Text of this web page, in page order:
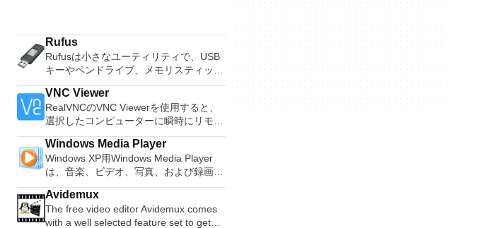
Rufus
Rufusは小さなユーティリティで、USB
キーやペンドライブ、メモリスティック
などの起動可能なUSBフラッシュドライ
ブをフォーマットおよび作成できます。
Rufusは、次のシナリオで役立ちます。
Windows、Linux、およびUEFI用の起動
可能なISOからUSBインストールメディ
アを作成する必要がある場合。 OSがイ
ンストールされていないシステムで作業
する必要がある場合。 BIOSまたはその
他のファームウェアをDOSからフラッシ
ュする必要がある場合。 低レベルのユ
ーティリティを実行する必要がある場
VNC Viewer
RealVNCのVNC Viewerを使用すると、
選択したコンピューターに瞬時にリモー
トアクセスできます。 Mac、Windows
PC、またはLinuxマシン、世界中のどこ
からでも。 VNC Viewerを使用すると、
コンピューターのデスクトップを表示し
たり、コンピューターの前に直接座って
いるかのようにマウスとキーボードを制
御したりできます。 VNC Viewerは、イ
Windows Media Player
Windows XP用Windows Media Player
は、音楽、ビデオ、写真、および録画し
たテレビ番組などすべてを保存して楽し
む最適な機能を搭載しています。 再
生、表示、外出先で楽しむためのポータ
ブル デバイスとの同期、さらには家中
Avidemux
The free video editor Avidemux comes
with a well selected feature set to get